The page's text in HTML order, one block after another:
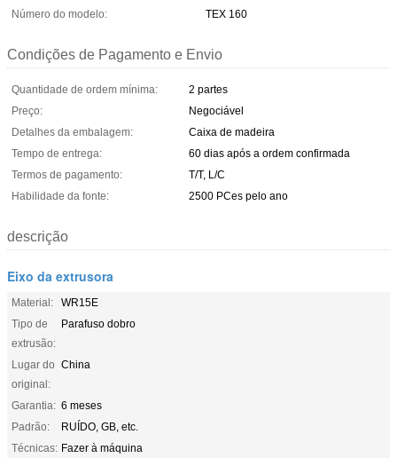
Número do modelo:
TEX 160
Condições de Pagamento e Envio
Quantidade de ordem mínima:
2 partes
Preço:
Negociável
Detalhes da embalagem:
Caixa de madeira
Tempo de entrega:
60 dias após a ordem confirmada
Termos de pagamento:
T/T, L/C
Habilidade da fonte:
2500 PCes pelo ano
descrição
Eixo da extrusora
Material:
WR15E
Tipo de
extrusão:
Parafuso dobro
Lugar do
original:
China
Garantia: 6 meses
Padrão:
RUÍDO, GB, etc.
Técnicas: Fazer à máquina